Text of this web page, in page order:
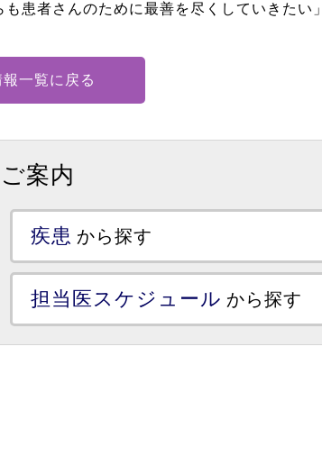
患者さんのために最善を尽くしていきたい
一覧に戻る
案内
疾患 から探す
担当医スケジュール から探す